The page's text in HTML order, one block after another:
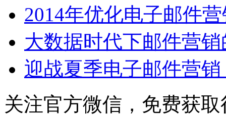
2014年优化电子邮件
大数据时代下邮件营
迎战夏季电子邮件营销
关注官方微信，免费获